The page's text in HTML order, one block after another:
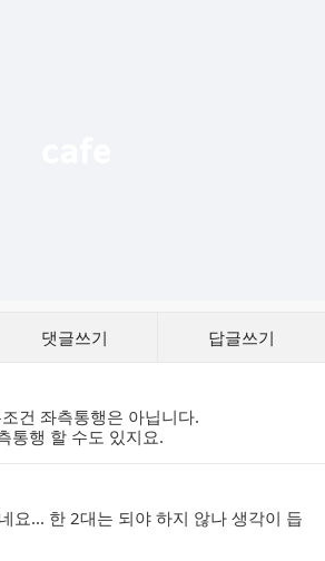
댓글쓰기 답글쓰기
건 좌측통행은 아닙니다.
통행 할 수도 있지요.
요... 한 2대는 되야 하지 않나 생각이 듭